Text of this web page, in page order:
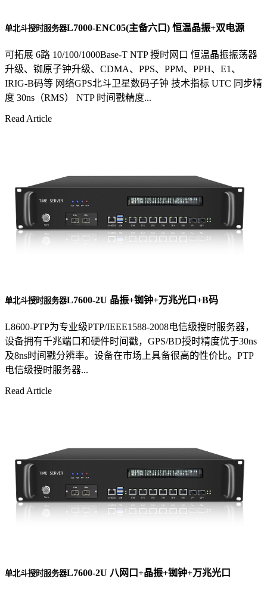
单北斗授时服务器L7000-ENC05(主备六口) 恒温晶振+双电源
可拓展 6路 10/100/1000Base-T NTP 授时网口 恒温晶振振荡器
升级、铷原子钟升级、CDMA、PPS、PPM、PPH、E1、
IRIG-B码等 网络GPS北斗卫星数码子钟 技术指标 UTC 同步精
度 30ns（RMS） NTP 时间戳精度...
Read Article
单北斗授时服务器L7600-2U 晶振+铷钟+万兆光口+B码
L8600-PTP为专业级PTP/IEEE1588-2008电信级授时服务器，
设备拥有千兆端口和硬件时间戳，GPS/BD授时精度优于30ns
及8ns时间戳分辨率。设备在市场上具备很高的性价比。PTP
电信级授时服务器...
Read Article
单北斗授时服务器L7600-2U 八网口+晶振+铷钟+万兆光口